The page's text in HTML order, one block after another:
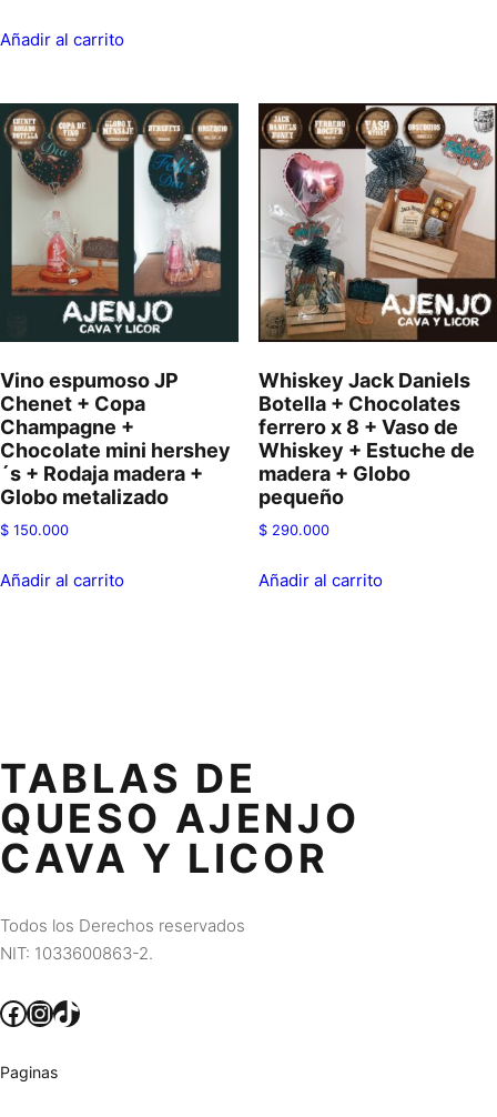
Añadir al carrito
Vino espumoso JP
Chenet + Copa
Champagne +
Chocolate mini hershey
´s + Rodaja madera +
Globo metalizado
$ 150.000
Añadir al carrito
Whiskey Jack Daniels
Botella + Chocolates
ferrero x 8 + Vaso de
Whiskey + Estuche de
madera + Globo
pequeño
$290.000
Añadir al carrito
TABLAS DE
QUESO AJENJO
CAVA Y LICOR
Todos los Derechos reservados
NIT: 1033600863-2.
Facebook InstagramTikTok
Paginas